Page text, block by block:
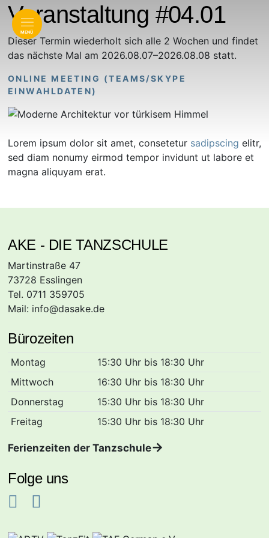
MENÜ
Veranstaltung #04.01
Dieser Termin wiederholt sich alle 2 Wochen und findet
das nächste Mal am 2026.08.07–2026.08.08 statt.
ONLINE MEETING (TEAMS/SKYPE
EINWAHLDATEN)
Lorem ipsum dolor sit amet, consetetur sadipscing elitr,
sed diam nonumy eirmod tempor invidunt ut labore et
magna aliquyam erat.
AKE - DIE TANZSCHULE
Martinstraße 47
73728 Esslingen
Tel. 0711 359705
Mail: info@dasake.de
Bürozeiten
Montag
15:30 Uhr bis 18:30 Uhr
Mittwoch
16:30 Uhr bis 18:30 Uhr
Donnerstag
15:30 Uhr bis 18:30 Uhr
Freitag
15:30 Uhr bis 18:30 Uhr
Ferienzeiten der Tanzschule
Folge uns